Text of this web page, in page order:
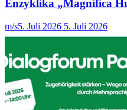
Enzyklika „Magnifica
m/s5. Juli 2026 5. Juli 2026